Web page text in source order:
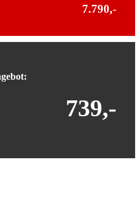
7.790,-
739,-